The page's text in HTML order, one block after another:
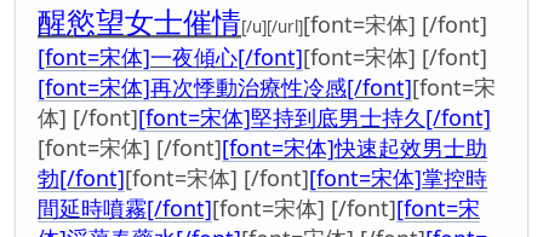
醒慾望女士催情[/u][/url][font=宋体] [/font]
[font=宋体]一夜傾心[/font][font=宋体] [/font]
[font=宋体]再次悸動治療性冷感[/font][font=宋
体] [/font][font=宋体]堅持到底男士持久[/font]
[font=宋体] [/font][font=宋体]快速起效男士助
勃[/font][font=宋体] [/font][font=宋体]掌控時
間延時噴霧[/font][font=宋体] [/font][font=宋